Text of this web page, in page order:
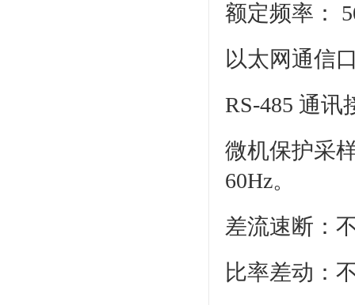
额定频率：
以太网通信
RS-485 通讯
微机保护采
60Hz。
差流速断：
比率差动：